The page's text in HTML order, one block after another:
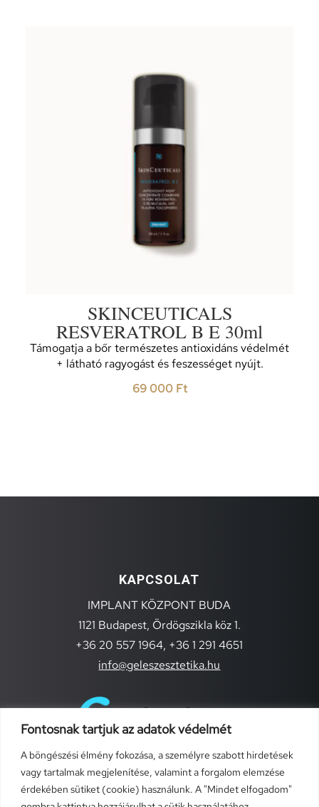
Fontosnak tartjuk az adatok védelmét
A böngészési élmény fokozása, a személyre szabott hirdetések
vagy tartalmak megjelenítése, valamint a forgalom elemzése
érdekében sütiket (cookie) használunk. A "Mindet elfogadom"
SKINCEUTICALS
RESVERATROL B E 30ml
Támogatja a bőr természetes antioxidáns védelmét
+ látható ragyogást és feszességet nyújt.
69 000 Ft
KAPCSOLAT
IMPLANT KÖZPONT BUDA
1121 Budapest, Ördögszikla köz 1.
+36 20 557 1964, +36 1 291 4651
info@geleszesztetika.hu